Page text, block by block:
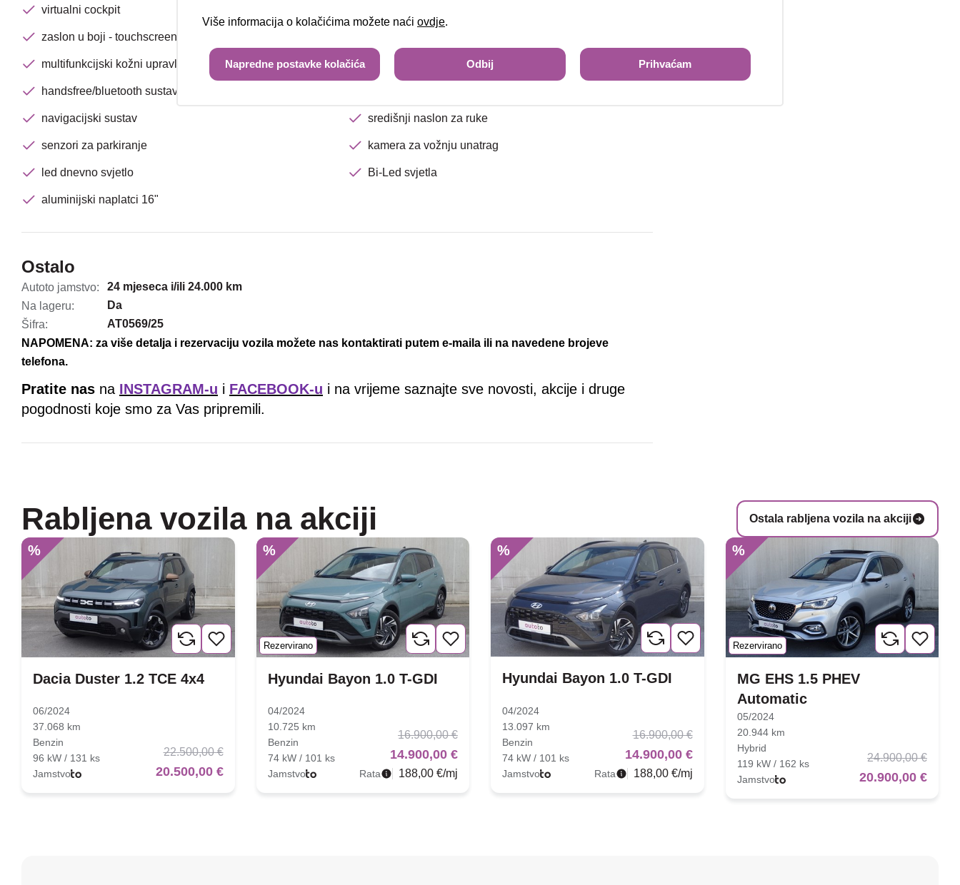
virtualni cockpit
zaslon u boji - touchscreen
multifunkcijski kožni upravljač
handsfree/bluetooth sustav
navigacijski sustav središnji naslon za ruke
senzori za parkiranje kamera za vožnju unatrag
led dnevno svjetlo Bi-Led svjetla
aluminijski naplatci 16"
Ostalo
Autoto jamstvo:
24 mjeseca i/ili 24.000 km
Na lageru:
Da
Šifra:
AT0569/25
NAPOMENA: za više detalja i rezervaciju vozila možete nas kontaktirati putem e-maila ili na navedene brojeve
telefona.
Pratite nas na INSTAGRAM-u i FACEBOOK-u i na vrijeme saznajte sve novosti, akcije i druge
pogodnosti koje smo za Vas pripremili.
Rabljena vozila na akciji Ostala rabljena vozila na akciji
%
Dacia Duster 1.2 TCE 4x4
06/2024
37.068 km
Benzin
96 kW / 131 ks
Jamstvo
22.500,00 €
20.500,00 €
%
Rezervirano
Hyundai Bayon 1.0 T-GDI
04/2024
10.725 km
Benzin
74 kW / 101 ks
Jamstvo
16.900,00 €
14.900,00 €
Rata 188,00 €/mj
%
Hyundai Bayon 1.0 T-GDI
04/2024
13.097 km
Benzin
74 kW / 101 ks
Jamstvo
16.900,00 €
14.900,00 €
Rata 188,00 €/mj
%
Rezervirano
MG EHS 1.5 PHEV
Automatic
05/2024
20.944 km
Hybrid
119 kW / 162 ks
Jamstvo
24.900,00 €
20.900,00 €
Više informacija o kolačićima možete naći ovdje.
Napredne postavke kolačića Odbij Prihvaćam